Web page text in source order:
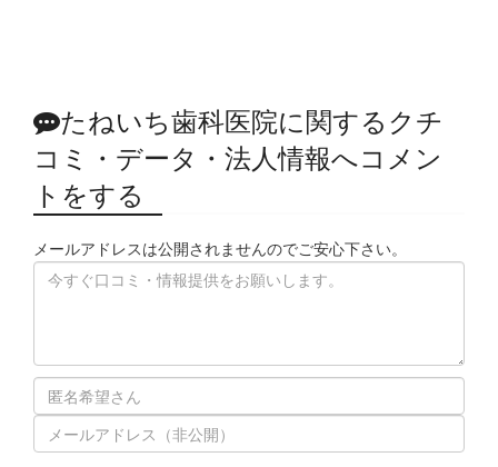
たねいち歯科医院に関するクチ
コミ・データ・法人情報へコメン
トをする
メールアドレスは公開されませんのでご安心下さい。